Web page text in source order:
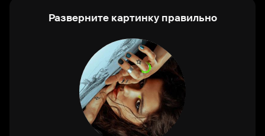
Разверните картинку правильно